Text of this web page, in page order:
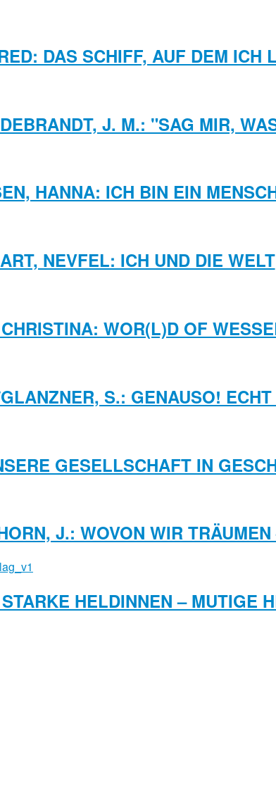
DAS SCHIFF, AUF DEM ICH
J. M.: "SAG MIR,
HANNA: ICH BIN EIN
NEVFEL: ICH UND DIE WELT
WOR(L)D OF
S.: GENAUSO!
GESELLSCHAFT IN
J.: WOVON WIR
HELDINNEN – MUTIGE